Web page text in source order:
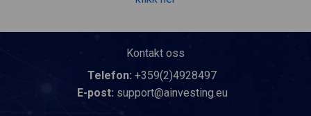
Kontakt oss
Telefon: +359(2)4928497
E-post: support@ainvesting.eu